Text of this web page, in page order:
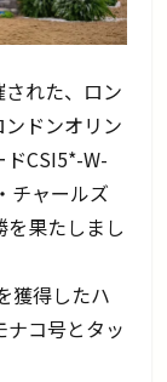
れた、ロン
ドンオリン
CSI5*-W-
チャールズ
果たしまし
獲得したハ
コ号とタッ